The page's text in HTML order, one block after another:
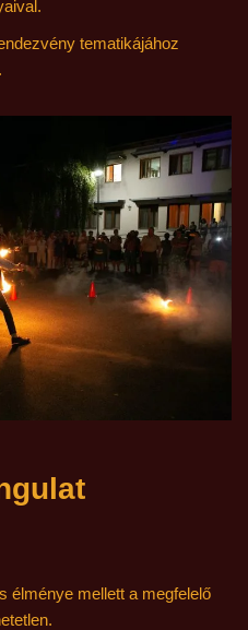
tematikájához
élménye mellett a megfelelő